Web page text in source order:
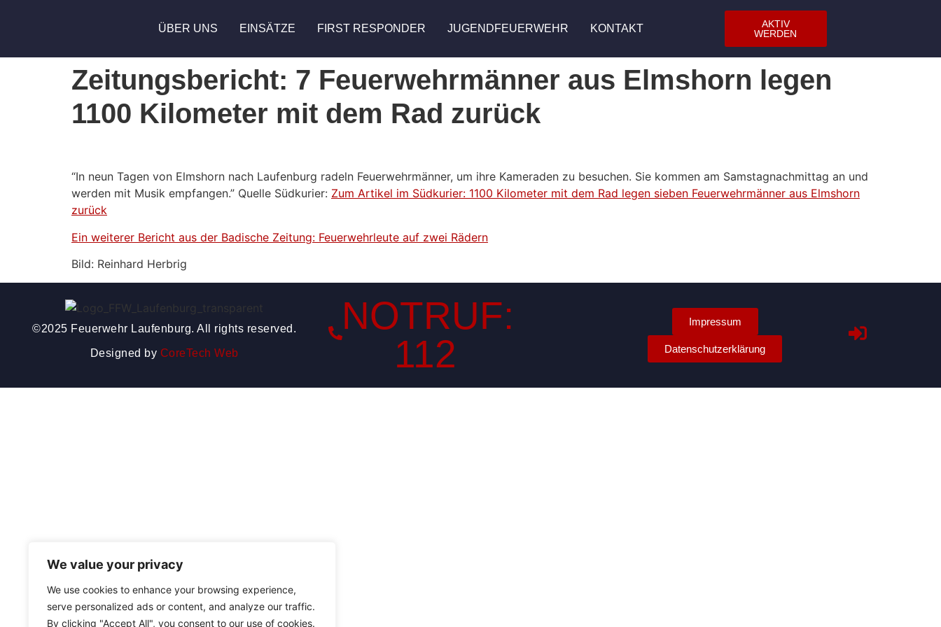
We value your privacy
We use cookies to enhance your browsing experience,
serve personalized ads or content, and analyze our traffic.
By clicking "Accept All", you consent to our use of cookies.
ÜBER UNS EINSÄTZE FIRST RESPONDER JUGENDFEUERWEHR KONTAKT
AKTIV
WERDEN
Zeitungsbericht: 7 Feuerwehrmänner aus Elmshorn legen
1100 Kilometer mit dem Rad zurück
“In neun Tagen von Elmshorn nach Laufenburg radeln Feuerwehrmänner, um ihre Kameraden zu besuchen. Sie kommen am Samstagnachmittag an und
werden mit Musik empfangen.” Quelle Südkurier: Zum Artikel im Südkurier: 1100 Kilometer mit dem Rad legen sieben Feuerwehrmänner aus Elmshorn
zurück
Ein weiterer Bericht aus der Badische Zeitung: Feuerwehrleute auf zwei Rädern
Bild: Reinhard Herbrig
©2025 Feuerwehr Laufenburg. All rights reserved.
Designed by CoreTech Web
NOTRUF:
112
Impressum
Datenschutzerklärung